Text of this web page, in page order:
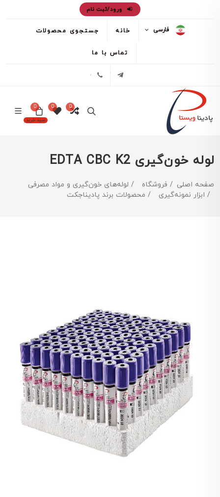
ورود/ثبت نام
فارسی خانه جستجوی محصولات
تماس با ما
تلگرام
0
0
سبد خرید
0
لوله خون‌گیری EDTA CBC K2
صفحه اصلی فروشگاه
لوله‌های خون‌گیری و مواد مصرفی
ابزار نمونه‌گیری
محصولات برند پادیناجکت